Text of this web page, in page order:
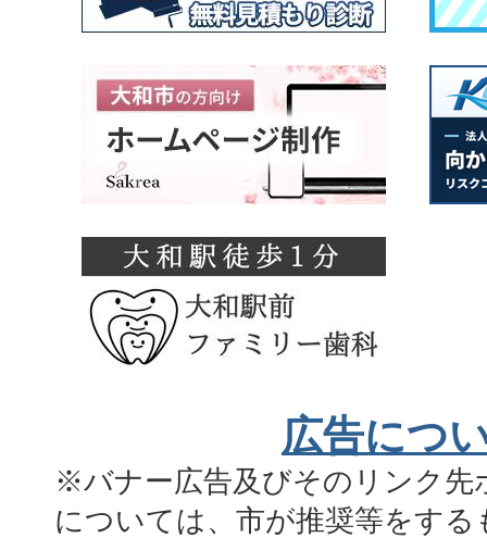
広告につ
※バナー広告及びそのリンク先
については、市が推奨等をす